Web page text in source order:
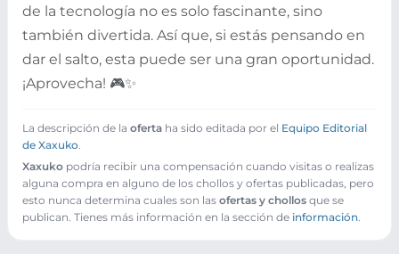
de la tecnología no es solo fascinante, sino
también divertida. Así que, si estás pensando en
dar el salto, esta puede ser una gran oportunidad.
¡Aprovecha! 🎮✨
La descripción de la oferta ha sido editada por el Equipo Editorial
de Xaxuko
Xaxuko podría recibir una compensación cuando visitas o realizas
alguna compra en alguno de los chollos y ofertas publicadas, pero
esto nunca determina cuales son las ofertas y chollos que se
publican. Tienes más información en la sección de información